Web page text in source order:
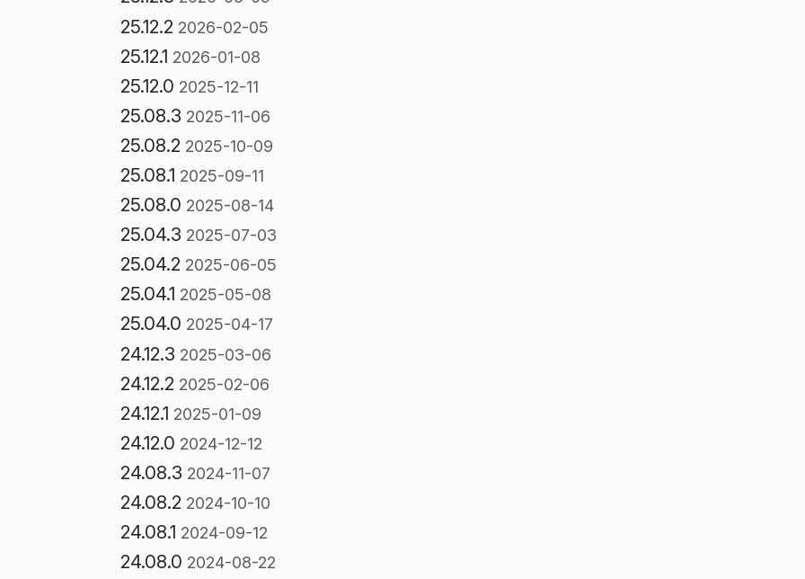
25.12.2 2026-02-05
25.12.1 2026-01-08
25.12.0 2025-12-11
25.08.3 2025-11-06
25.08.2 2025-10-09
25.08.1 2025-09-11
25.08.0 2025-08-14
25.04.3 2025-07-03
25.04.2 2025-06-05
25.04.1 2025-05-08
25.04.0 2025-04-17
24.12.3 2025-03-06
24.12.2 2025-02-06
24.12.1 2025-01-09
24.12.0 2024-12-12
24.08.3 2024-11-07
24.08.2 2024-10-10
24.08.1 2024-09-12
24.08.0 2024-08-22